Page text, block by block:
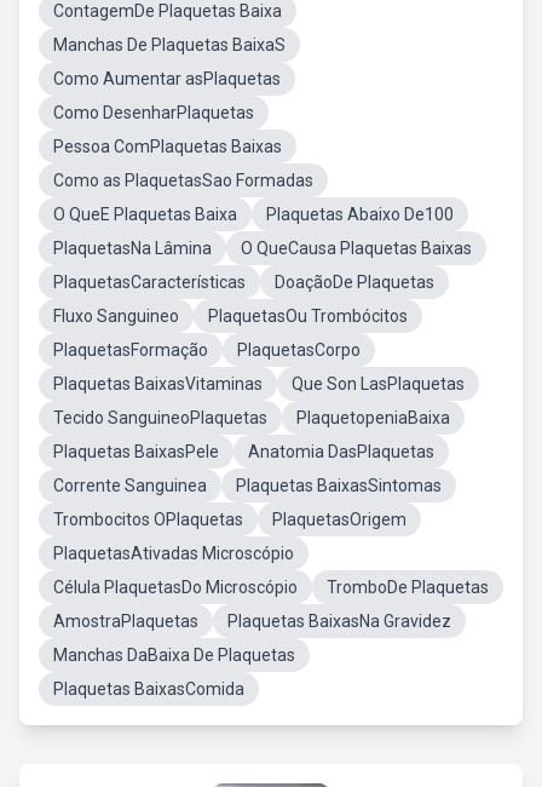
ContagemDe Plaquetas Baixa
Manchas De Plaquetas BaixaS
Como Aumentar asPlaquetas
Como DesenharPlaquetas
Pessoa ComPlaquetas Baixas
Como as PlaquetasSao Formadas
O QueE Plaquetas Baixa
Plaquetas Abaixo De100
PlaquetasNa Lâmina
O QueCausa Plaquetas Baixas
PlaquetasCaracterísticas
DoaçãoDe Plaquetas
Fluxo Sanguineo
PlaquetasOu Trombócitos
PlaquetasFormação
PlaquetasCorpo
Plaquetas BaixasVitaminas
Que Son LasPlaquetas
Tecido SanguineoPlaquetas
PlaquetopeniaBaixa
Plaquetas BaixasPele
Anatomia DasPlaquetas
Corrente Sanguinea
Plaquetas BaixasSintomas
Trombocitos OPlaquetas
PlaquetasOrigem
PlaquetasAtivadas Microscópio
Célula PlaquetasDo Microscópio
TromboDe Plaquetas
AmostraPlaquetas
Plaquetas BaixasNa Gravidez
Manchas DaBaixa De Plaquetas
Plaquetas BaixasComida